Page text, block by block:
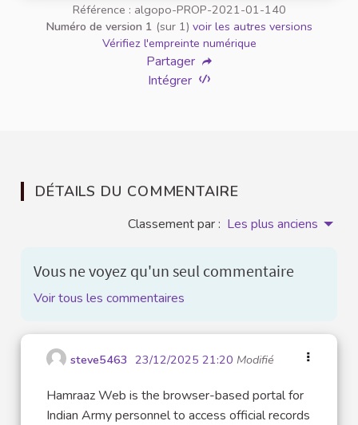
Référence : algopo-PROP-2021-01-140
Numéro de version 1 (sur 1) voir les autres versions
Vérifiez l'empreinte numérique
Partager
Intégrer
DÉTAILS DU COMMENTAIRE
Classement par : Les plus anciens
Vous ne voyez qu'un seul commentaire
Voir tous les commentaires
steve5463 23/12/2025 21:20 Modifié
Hamraaz Web is the browser-based portal for
Indian Army personnel to access official records